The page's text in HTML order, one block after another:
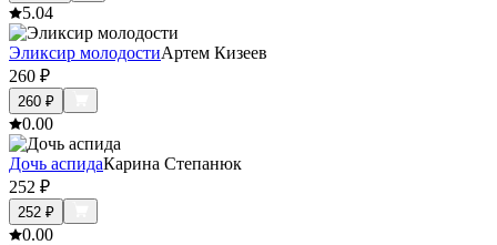
5.04
Эликсир молодостиАртем Кизеев
260 ₽
260 ₽
0.00
Дочь аспидаКарина Степанюк
252 ₽
252 ₽
0.00